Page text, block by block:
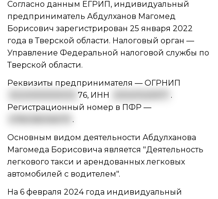
Согласно данным ЕГРИП, индивидуальный
предприниматель Абдулханов Магомед
Борисович зарегистрирован 25 января 2022
года в Тверской области. Налоговый орган —
Управление Федеральной налоговой службы по
Тверской области.
Реквизиты предпринимателя — ОГРНИП
76, ИНН
.
Регистрационный номер в ПФР —
.
Основным видом деятельности Абдулханова
Магомеда Борисовича является "Деятельность
легкового такси и арендованных легковых
автомобилей с водителем".
На 6 февраля 2024 года индивидуальный